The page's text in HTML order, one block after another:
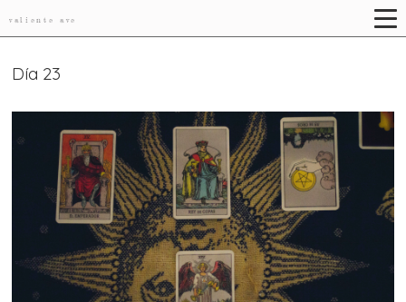
valiente ave
Día 23